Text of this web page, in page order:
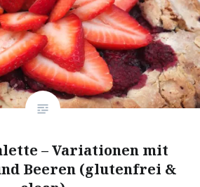
– Variationen mit
Beeren (glutenfrei &